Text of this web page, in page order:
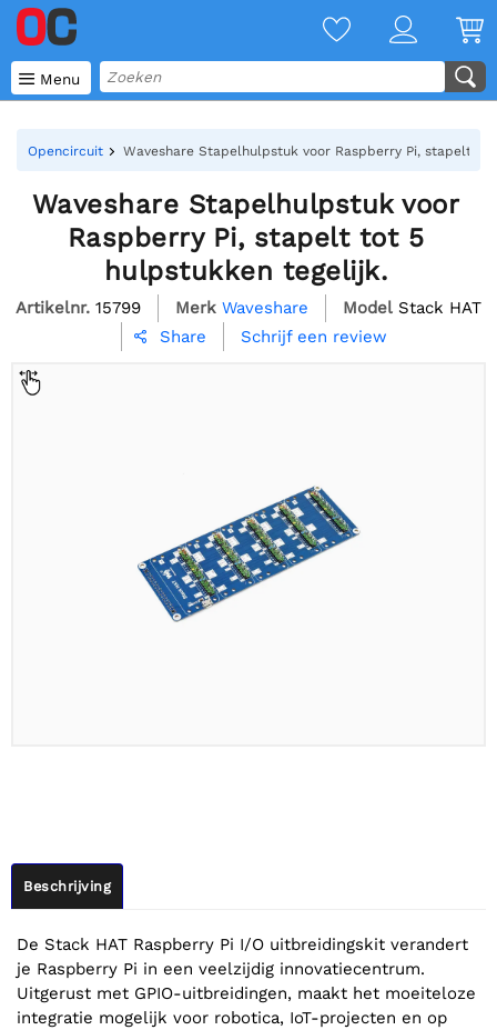
 Menu
Opencircuit Waveshare Stapelhulpstuk voor Raspberry Pi, stapelt
Waveshare Stapelhulpstuk voor
Raspberry Pi, stapelt tot 5
hulpstukken tegelijk.
Artikelnr. 15799 Merk Waveshare Model Stack HAT
 Share Schrijf een review
Beschrijving
De Stack HAT Raspberry Pi I/O uitbreidingskit verandert
je Raspberry Pi in een veelzijdig innovatiecentrum.
Uitgerust met GPIO-uitbreidingen, maakt het moeiteloze
integratie mogelijk voor robotica, IoT-projecten en op